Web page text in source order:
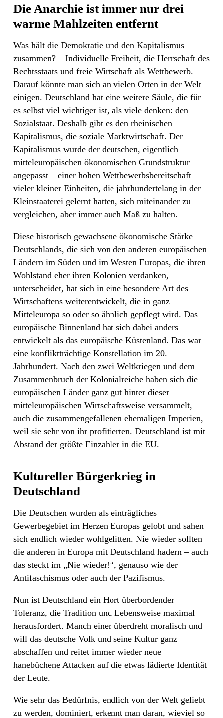
Die Anarchie ist immer nur drei
warme Mahlzeiten entfernt
Was hält die Demokratie und den Kapitalismus
zusammen? – Individuelle Freiheit, die Herrschaft des
Rechtsstaats und freie Wirtschaft als Wettbewerb.
Darauf könnte man sich an vielen Orten in der Welt
einigen. Deutschland hat eine weitere Säule, die für
es selbst viel wichtiger ist, als viele denken: den
Sozialstaat. Deshalb gibt es den rheinischen
Kapitalismus, die soziale Marktwirtschaft. Der
Kapitalismus wurde der deutschen, eigentlich
mitteleuropäischen ökonomischen Grundstruktur
angepasst – einer hohen Wettbewerbsbereitschaft
vieler kleiner Einheiten, die jahrhundertelang in der
Kleinstaaterei gelernt hatten, sich miteinander zu
vergleichen, aber immer auch Maß zu halten.
Diese historisch gewachsene ökonomische Stärke
Deutschlands, die sich von den anderen europäischen
Ländern im Süden und im Westen Europas, die ihren
Wohlstand eher ihren Kolonien verdanken,
unterscheidet, hat sich in eine besondere Art des
Wirtschaftens weiterentwickelt, die in ganz
Mitteleuropa so oder so ähnlich gepflegt wird. Das
europäische Binnenland hat sich dabei anders
entwickelt als das europäische Küstenland. Das war
eine konfliktträchtige Konstellation im 20.
Jahrhundert. Nach den zwei Weltkriegen und dem
Zusammenbruch der Kolonialreiche haben sich die
europäischen Länder ganz gut hinter dieser
mitteleuropäischen Wirtschaftsweise versammelt,
auch die zusammengefallenen ehemaligen Imperien,
weil sie sehr von ihr profitierten. Deutschland ist mit
Abstand der größte Einzahler in die EU.
Kultureller Bürgerkrieg in
Deutschland
Die Deutschen wurden als einträgliches
Gewerbegebiet im Herzen Europas gelobt und sahen
sich endlich wieder wohlgelitten. Nie wieder sollten
die anderen in Europa mit Deutschland hadern – auch
das steckt im „Nie wieder!“, genauso wie der
Antifaschismus oder auch der Pazifismus.
Nun ist Deutschland ein Hort überbordender
Toleranz, die Tradition und Lebensweise maximal
herausfordert. Manch einer überdreht moralisch und
will das deutsche Volk und seine Kultur ganz
abschaffen und reitet immer wieder neue
hanebüchene Attacken auf die etwas lädierte Identität
der Leute.
Wie sehr das Bedürfnis, endlich von der Welt geliebt
zu werden, dominiert, erkennt man daran, wieviel so